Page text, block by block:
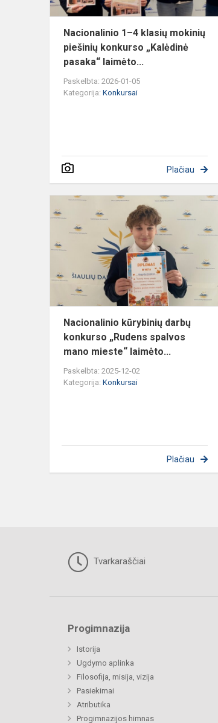
Nacionalinio 1–4 klasių mokinių
piešinių konkurso „Kalėdinė
pasaka“ laimėto...
Paskelbta: 2026-01-05
Kategorija: Konkursai
Plačiau
Nacionalinio kūrybinių darbų
konkurso „Rudens spalvos
mano mieste“ laimėto...
Paskelbta: 2025-12-02
Kategorija: Konkursai
Plačiau
Tvarkaraščiai
Progimnazija
Istorija
Ugdymo aplinka
Filosofija, misija, vizija
Pasiekimai
Atributika
Progimnazijos himnas